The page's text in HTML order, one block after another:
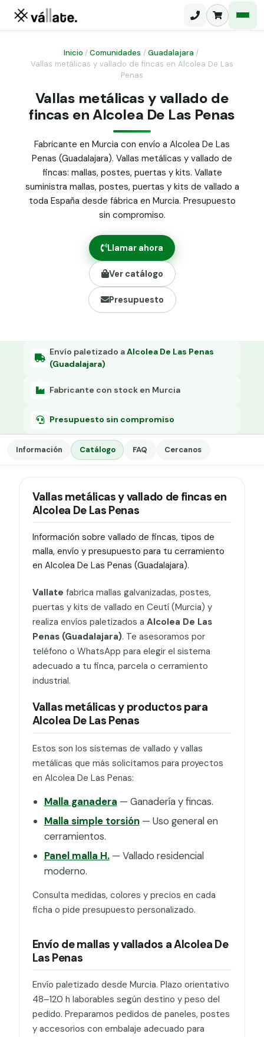
Malla electrosoldada
Malla ganadera
Malla triple torsión
Panel malla H.
Puerta abatible dos hojas
Puerta acceso peatonal
Poste malla Hércules
Poste malla simple torsión
Alambre de espino galvanizado
Alambre liso galvanizado
Malla ocultación 70 g/m² verde
Abrazadera PVC malla H.
Grapa malla H.
Grapadora
Inicio /Comunidades / Guadalajara /
Vallas metálicas y vallado de fincas en Alcolea De Las
Penas
Vallas metálicas y vallado de
fincas en Alcolea De Las Penas
Fabricante en Murcia con envío a Alcolea De Las
Penas (Guadalajara). Vallas metálicas y vallado de
fincas: mallas, postes, puertas y kits. Vallate
suministra mallas, postes, puertas y kits de vallado a
toda España desde fábrica en Murcia. Presupuesto
sin compromiso.
Llamar ahora
Ver catálogo
Presupuesto
Envío paletizado aAlcolea De Las Penas
(Guadalajara)
Fabricante con stock en Murcia
Presupuesto sin compromiso
Información Catálogo FAQ Cercanos
Vallas metálicas y vallado de fincas en
Alcolea De Las Penas
Información sobre vallado de fincas, tipos de
malla, envío y presupuesto para tu cerramiento
en Alcolea De Las Penas (Guadalajara).
Vallate fabrica mallas galvanizadas, postes,
puertas y kits de vallado en Ceutí (Murcia) y
realiza envíos paletizados a Alcolea De Las
Penas (Guadalajara). Te asesoramos por
teléfono o WhatsApp para elegir el sistema
adecuado a tu finca, parcela o cerramiento
industrial.
Vallas metálicas y productos para
Alcolea De Las Penas
Estos son los sistemas de vallado y vallas
metálicas que más solicitamos para proyectos
en Alcolea De Las Penas:
Malla ganadera — Ganadería y fincas.
Malla simple torsión— Uso general en
cerramientos.
Panel malla H.— Vallado residencial
moderno.
Consulta medidas, colores y precios en cada
ficha o pide presupuesto personalizado.
Envío de mallas y vallados a Alcolea De
Las Penas
Envío paletizado desde Murcia. Plazo orientativo
48–120 h laborables según destino y peso del
pedido. Preparamos pedidos de paneles, postes
y accesorios con embalaje adecuado para